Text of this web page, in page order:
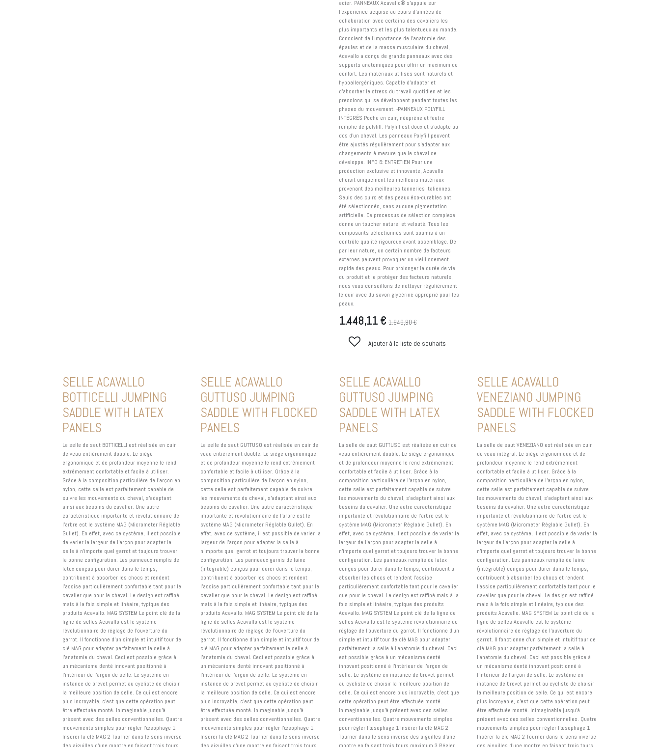
acier. PANNEAUX Acavallo® s'appuie sur
l'expérience acquise au cours d'années de
collaboration avec certains des cavaliers les
plus importants et les plus talentueux au monde.
Conscient de l'importance de l'anatomie des
épaules et de la masse musculaire du cheval,
Acavallo a conçu de grands panneaux avec des
supports anatomiques pour offrir un maximum de
confort. Les matériaux utilisés sont naturels et
hypoallergéniques. Capable d'adapter et
d'absorber le stress du travail quotidien et les
pressions qui se développent pendant toutes les
phases du mouvement. -PANNEAUX POLYFILL
INTÉGRÉS Poche en cuir, néoprène et feutre
remplie de polyfill. Polyfill est doux et s’adapte au
dos d’un cheval. Les panneaux Polyfill peuvent
être ajustés régulièrement pour s'adapter aux
changements à mesure que le cheval se
développe. INFO & ENTRETIEN Pour une
production exclusive et innovante, Acavallo
choisit uniquement les meilleurs matériaux
provenant des meilleures tanneries italiennes.
Seuls des cuirs et des peaux éco-durables ont
été sélectionnés, sans aucune pigmentation
artificielle. Ce processus de sélection complexe
donne un toucher naturel et velouté. Tous les
composants sélectionnés sont soumis à un
contrôle qualité rigoureux avant assemblage. De
par leur nature, un certain nombre de facteurs
externes peuvent provoquer un vieillissement
rapide des peaux. Pour prolonger la durée de vie
du produit et le protéger des facteurs naturels,
nous vous conseillons de nettoyer régulièrement
le cuir avec du savon glycériné approprié pour les
peaux.
1.448,11€ 1.946,90€
Ajouter à la liste de souhaits
SELLE ACAVALLO
BOTTICELLI JUMPING
SADDLE WITH LATEX
PANELS
La selle de saut BOTTICELLI est réalisée en cuir
de veau entièrement double. Le siège
ergonomique et de profondeur moyenne le rend
extrêmement confortable et facile à utiliser.
Grâce à la composition particulière de l'arçon en
nylon, cette selle est parfaitement capable de
suivre les mouvements du cheval, s'adaptant
ainsi aux besoins du cavalier. Une autre
caractéristique importante et révolutionnaire de
l'arbre est le système MAG (Micrometer Réglable
Gullet). En effet, avec ce système, il est possible
de varier la largeur de l'arçon pour adapter la
selle à n'importe quel garrot et toujours trouver
la bonne configuration. Les panneaux remplis de
latex conçus pour durer dans le temps,
contribuent à absorber les chocs et rendent
l'assise particulièrement confortable tant pour le
cavalier que pour le cheval. Le design est raffiné
mais à la fois simple et linéaire, typique des
produits Acavallo. MAG SYSTEM Le point clé de la
ligne de selles Acavallo est le système
révolutionnaire de réglage de l'ouverture du
garrot. Il fonctionne d'un simple et intuitif tour de
clé MAG pour adapter parfaitement la selle à
l'anatomie du cheval. Ceci est possible grâce à
un mécanisme denté innovant positionné à
l'intérieur de l'arçon de selle. Le système en
instance de brevet permet au cycliste de choisir
la meilleure position de selle. Ce qui est encore
plus incroyable, c'est que cette opération peut
être effectuée monté. Inimaginable jusqu'à
présent avec des selles conventionnelles. Quatre
mouvements simples pour régler l'œsophage 1
Insérer la clé MAG 2 Tourner dans le sens inverse
des aiguilles d'une montre en faisant trois tours
SELLE ACAVALLO
GUTTUSO JUMPING
SADDLE WITH FLOCKED
PANELS
La selle de saut GUTTUSO est réalisée en cuir de
veau entièrement double. Le siège ergonomique
et de profondeur moyenne le rend extrêmement
confortable et facile à utiliser. Grâce à la
composition particulière de l'arçon en nylon,
cette selle est parfaitement capable de suivre
les mouvements du cheval, s'adaptant ainsi aux
besoins du cavalier. Une autre caractéristique
importante et révolutionnaire de l'arbre est le
système MAG (Micrometer Réglable Gullet). En
effet, avec ce système, il est possible de varier la
largeur de l'arçon pour adapter la selle à
n'importe quel garrot et toujours trouver la bonne
configuration. Les panneaux garnis de laine
(intégrable) conçus pour durer dans le temps,
contribuent à absorber les chocs et rendent
l'assise particulièrement confortable tant pour le
cavalier que pour le cheval. Le design est raffiné
mais à la fois simple et linéaire, typique des
produits Acavallo. MAG SYSTEM Le point clé de la
ligne de selles Acavallo est le système
révolutionnaire de réglage de l'ouverture du
garrot. Il fonctionne d'un simple et intuitif tour de
clé MAG pour adapter parfaitement la selle à
l'anatomie du cheval. Ceci est possible grâce à
un mécanisme denté innovant positionné à
l'intérieur de l'arçon de selle. Le système en
instance de brevet permet au cycliste de choisir
la meilleure position de selle. Ce qui est encore
plus incroyable, c'est que cette opération peut
être effectuée monté. Inimaginable jusqu'à
présent avec des selles conventionnelles. Quatre
mouvements simples pour régler l'œsophage 1
Insérer la clé MAG 2 Tourner dans le sens inverse
des aiguilles d'une montre en faisant trois tours
SELLE ACAVALLO
GUTTUSO JUMPING
SADDLE WITH LATEX
PANELS
La selle de saut GUTTUSO est réalisée en cuir de
veau entièrement double. Le siège ergonomique
et de profondeur moyenne le rend extrêmement
confortable et facile à utiliser. Grâce à la
composition particulière de l'arçon en nylon,
cette selle est parfaitement capable de suivre
les mouvements du cheval, s'adaptant ainsi aux
besoins du cavalier. Une autre caractéristique
importante et révolutionnaire de l'arbre est le
système MAG (Micrometer Réglable Gullet). En
effet, avec ce système, il est possible de varier la
largeur de l'arçon pour adapter la selle à
n'importe quel garrot et toujours trouver la bonne
configuration. Les panneaux remplis de latex
conçus pour durer dans le temps, contribuent à
absorber les chocs et rendent l'assise
particulièrement confortable tant pour le cavalier
que pour le cheval. Le design est raffiné mais à la
fois simple et linéaire, typique des produits
Acavallo. MAG SYSTEM Le point clé de la ligne de
selles Acavallo est le système révolutionnaire de
réglage de l'ouverture du garrot. Il fonctionne d'un
simple et intuitif tour de clé MAG pour adapter
parfaitement la selle à l'anatomie du cheval. Ceci
est possible grâce à un mécanisme denté
innovant positionné à l'intérieur de l'arçon de
selle. Le système en instance de brevet permet
au cycliste de choisir la meilleure position de
selle. Ce qui est encore plus incroyable, c'est que
cette opération peut être effectuée monté.
Inimaginable jusqu'à présent avec des selles
conventionnelles. Quatre mouvements simples
pour régler l'œsophage 1 Insérer la clé MAG 2
Tourner dans le sens inverse des aiguilles d'une
montre en faisant trois tours maximum 3 Régler
SELLE ACAVALLO
VENEZIANO JUMPING
SADDLE WITH FLOCKED
PANELS
La selle de saut VENEZIANO est réalisée en cuir
de veau intégral. Le siège ergonomique et de
profondeur moyenne le rend extrêmement
confortable et facile à utiliser. Grâce à la
composition particulière de l'arçon en nylon,
cette selle est parfaitement capable de suivre
les mouvements du cheval, s'adaptant ainsi aux
besoins du cavalier. Une autre caractéristique
importante et révolutionnaire de l'arbre est le
système MAG (Micrometer Réglable Gullet). En
effet, avec ce système, il est possible de varier la
largeur de l'arçon pour adapter la selle à
n'importe quel garrot et toujours trouver la bonne
configuration. Les panneaux remplis de laine
(intégrable) conçus pour durer dans le temps,
contribuent à absorber les chocs et rendent
l'assise particulièrement confortable tant pour le
cavalier que pour le cheval. Le design est raffiné
mais à la fois simple et linéaire, typique des
produits Acavallo. MAG SYSTEM Le point clé de la
ligne de selles Acavallo est le système
révolutionnaire de réglage de l'ouverture du
garrot. Il fonctionne d'un simple et intuitif tour de
clé MAG pour adapter parfaitement la selle à
l'anatomie du cheval. Ceci est possible grâce à
un mécanisme denté innovant positionné à
l'intérieur de l'arçon de selle. Le système en
instance de brevet permet au cycliste de choisir
la meilleure position de selle. Ce qui est encore
plus incroyable, c'est que cette opération peut
être effectuée monté. Inimaginable jusqu'à
présent avec des selles conventionnelles. Quatre
mouvements simples pour régler l'œsophage 1
Insérer la clé MAG 2 Tourner dans le sens inverse
des aiguilles d'une montre en faisant trois tours